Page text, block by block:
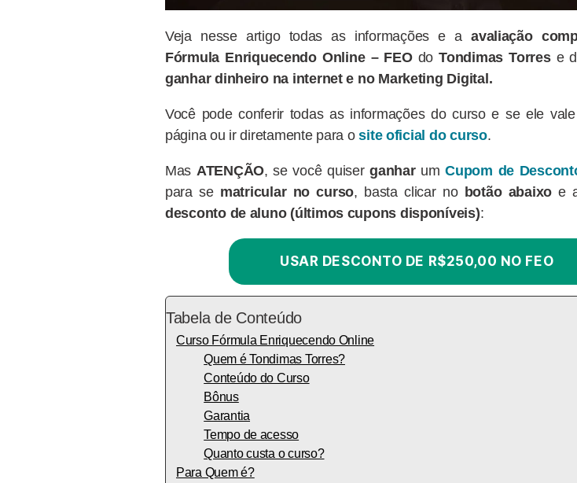
Veja nesse artigo todas as informações e aavaliação
Fórmula Enriquecendo Online – FEOdoTondimas Torrese
ganhar dinheiro na internet e no Marketing Digital.
Você pode conferir todas as informações do curso e se ele
página ou ir diretamente para osite oficial do curso.
Mas ATENÇÃO, se você quiserganharumCupom de
para se matricular no curso, basta clicar no botão abaixoe
desconto de aluno (últimos cupons disponíveis):
USAR DESCONTO DE R$250,00 NO FEO
Tabela de Conteúdo
Curso Fórmula Enriquecendo Online
Quem é Tondimas Torres?
Conteúdo do Curso
Bônus
Garantia
Tempo de acesso
Quanto custa o curso?
Para Quem é?